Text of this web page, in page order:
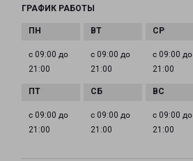
ГРАФИК РАБОТЫ
с 09:00 до
21:00
с 09:00 до
21:00
с 09:00 до
21:00
с 09:00 до
21:00
с 09:00 до
21:00
с 09:00 до
21:00